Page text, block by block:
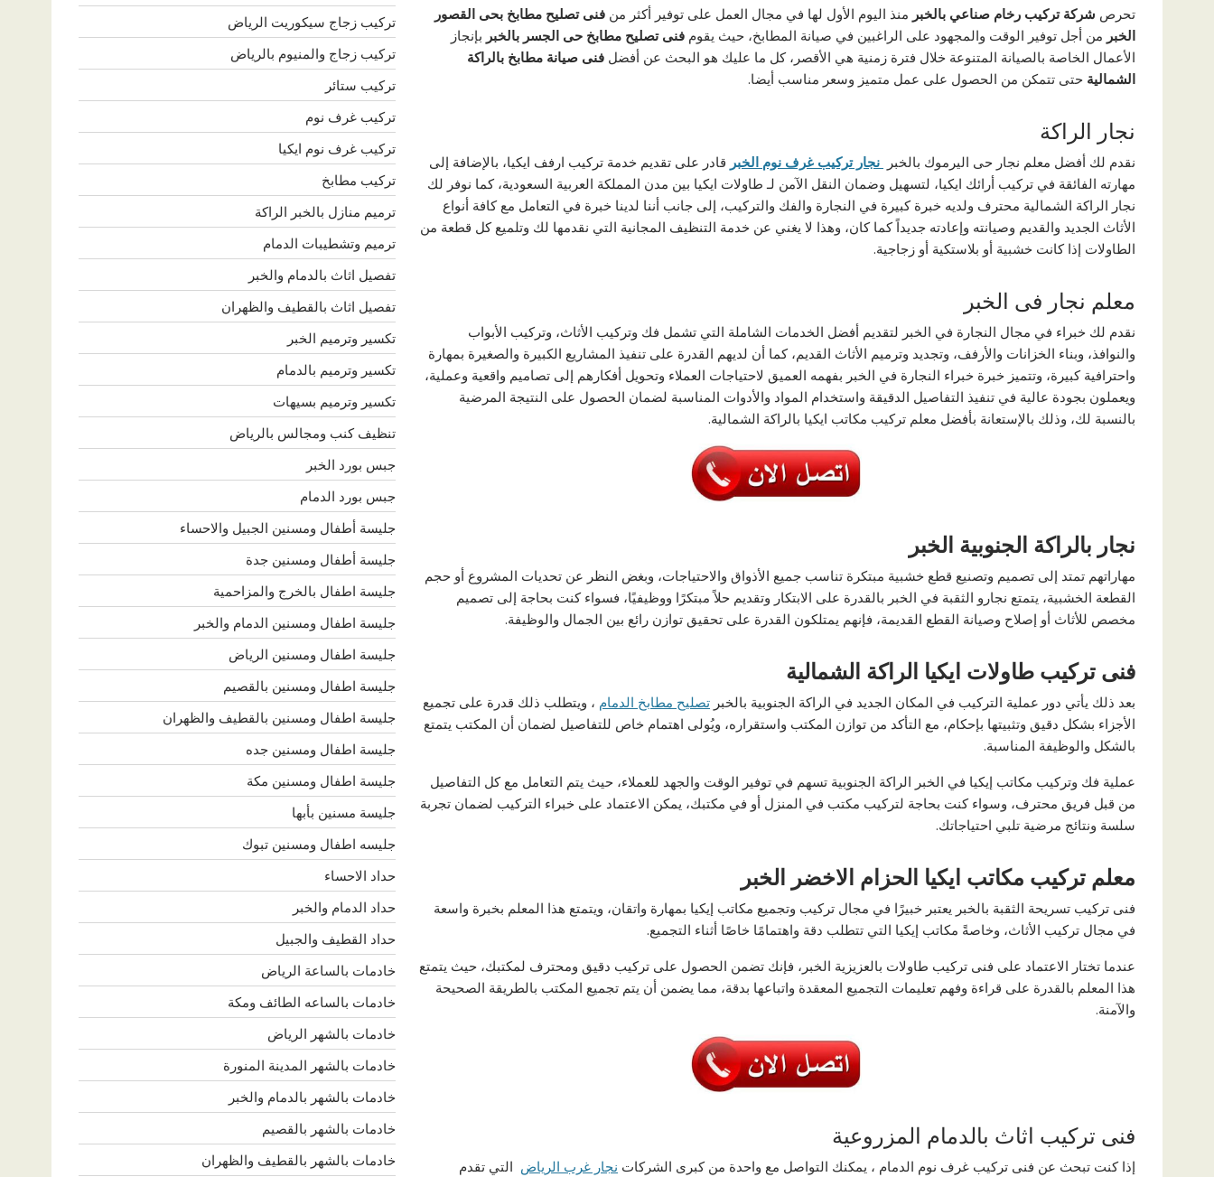
تحرص شركة تركيب رخام صناعي بالخبر منذ اليوم الأول لها في مجال العمل على توفير أكثر من فنى تصليح مطابخ بحى القصور
الخبر من أجل توفير الوقت والمجهود على الراغبين في صيانة المطابخ، حيث يقوم فنى تصليح مطابخ حى الجسر بالخبر بإنجاز
الأعمال الخاصة بالصيانة المتنوعة خلال فترة زمنية هي الأقصر، كل ما عليك هو البحث عن أفضل فنى صيانة مطابخ بالراكة
الشمالية حتى تتمكن من الحصول على عمل متميز وسعر مناسب أيضا.
نجار الراكة
نقدم لك أفضل معلم نجار حى اليرموك بالخبر نجار تركيب غرف نوم الخبر قادر على تقديم خدمة تركيب ارفف ايكيا، بالإضافة إلى
مهارته الفائقة في تركيب أرائك ايكيا، لتسهيل وضمان النقل الآمن لـ طاولات ايكيا بين مدن المملكة العربية السعودية، كما نوفر لك
نجار الراكة الشمالية محترف ولديه خبرة كبيرة في النجارة والفك والتركيب، إلى جانب أننا لدينا خبرة في التعامل مع كافة أنواع
الأثاث الجديد والقديم وصيانته وإعادته جديداً كما كان، وهذا لا يغني عن خدمة التنظيف المجانية التي نقدمها لك وتلميع كل قطعة من
الطاولات إذا كانت خشبية أو بلاستكية أو زجاجية.
معلم نجار فى الخبر
نقدم لك خبراء في مجال النجارة في الخبر لتقديم أفضل الخدمات الشاملة التي تشمل فك وتركيب الأثاث، وتركيب الأبواب
والنوافذ، وبناء الخزانات والأرفف، وتجديد وترميم الأثاث القديم، كما أن لديهم القدرة على تنفيذ المشاريع الكبيرة والصغيرة بمهارة
واحترافية كبيرة، وتتميز خبرة خبراء النجارة في الخبر بفهمه العميق لاحتياجات العملاء وتحويل أفكارهم إلى تصاميم واقعية وعملية،
ويعملون بجودة عالية في تنفيذ التفاصيل الدقيقة واستخدام المواد والأدوات المناسبة لضمان الحصول على النتيجة المرضية
بالنسبة لك، وذلك بالإستعانة بأفضل معلم تركيب مكاتب ايكيا بالراكة الشمالية.
نجار بالراكة الجنوبية الخبر
مهاراتهم تمتد إلى تصميم وتصنيع قطع خشبية مبتكرة تناسب جميع الأذواق والاحتياجات، وبغض النظر عن تحديات المشروع أو حجم
القطعة الخشبية، يتمتع نجارو الثقبة في الخبر بالقدرة على الابتكار وتقديم حلاً مبتكرًا ووظيفيًا، فسواء كنت بحاجة إلى تصميم
مخصص للأثاث أو إصلاح وصيانة القطع القديمة، فإنهم يمتلكون القدرة على تحقيق توازن رائع بين الجمال والوظيفة.
فنى تركيب طاولات ايكيا الراكة الشمالية
بعد ذلك يأتي دور عملية التركيب في المكان الجديد في الراكة الجنوبية بالخبر تصليح مطابخ الدمام ، ويتطلب ذلك قدرة على تجميع
الأجزاء بشكل دقيق وتثبيتها بإحكام، مع التأكد من توازن المكتب واستقراره، ويُولى اهتمام خاص للتفاصيل لضمان أن المكتب يتمتع
بالشكل والوظيفة المناسبة.
عملية فك وتركيب مكاتب إيكيا في الخبر الراكة الجنوبية تسهم في توفير الوقت والجهد للعملاء، حيث يتم التعامل مع كل التفاصيل
من قبل فريق محترف، وسواء كنت بحاجة لتركيب مكتب في المنزل أو في مكتبك، يمكن الاعتماد على خبراء التركيب لضمان تجربة
سلسة ونتائج مرضية تلبي احتياجاتك.
معلم تركيب مكاتب ايكيا الحزام الاخضر الخبر
فنى تركيب تسريحة الثقبة بالخبر يعتبر خبيرًا في مجال تركيب وتجميع مكاتب إيكيا بمهارة واتقان، ويتمتع هذا المعلم بخبرة واسعة
في مجال تركيب الأثاث، وخاصةً مكاتب إيكيا التي تتطلب دقة واهتمامًا خاصًا أثناء التجميع.
عندما تختار الاعتماد على فنى تركيب طاولات بالعزيزية الخبر، فإنك تضمن الحصول على تركيب دقيق ومحترف لمكتبك، حيث يتمتع
هذا المعلم بالقدرة على قراءة وفهم تعليمات التجميع المعقدة واتباعها بدقة، مما يضمن أن يتم تجميع المكتب بالطريقة الصحيحة
والآمنة.
فنى تركيب اثاث بالدمام المزروعية
إذا كنت تبحث عن فنى تركيب غرف نوم الدمام ، يمكنك التواصل مع واحدة من كبرى الشركات نجار غرب الرياض التي تقدم
تركيب زجاج سيكوريت الرياض
تركيب زجاج والمنيوم بالرياض
تركيب ستائر
تركيب غرف نوم
تركيب غرف نوم ايكيا
تركيب مطابخ
ترميم منازل بالخبر الراكة
ترميم وتشطيبات الدمام
تفصيل اثاث بالدمام والخبر
تفصيل اثاث بالقطيف والظهران
تكسير وترميم الخبر
تكسير وترميم بالدمام
تكسير وترميم بسيهات
تنظيف كنب ومجالس بالرياض
جبس بورد الخبر
جبس بورد الدمام
جليسة أطفال ومسنين الجبيل والاحساء
جليسة أطفال ومسنين جدة
جليسة اطفال بالخرج والمزاحمية
جليسة اطفال ومسنين الدمام والخبر
جليسة اطفال ومسنين الرياض
جليسة اطفال ومسنين بالقصيم
جليسة اطفال ومسنين بالقطيف والظهران
جليسة اطفال ومسنين جده
جليسة اطفال ومسنين مكة
جليسة مسنين بأبها
جليسه اطفال ومسنين تبوك
حداد الاحساء
حداد الدمام والخبر
حداد القطيف والجبيل
خادمات بالساعة الرياض
خادمات بالساعه الطائف ومكة
خادمات بالشهر الرياض
خادمات بالشهر المدينة المنورة
خادمات بالشهر بالدمام والخبر
خادمات بالشهر بالقصيم
خادمات بالشهر بالقطيف والظهران